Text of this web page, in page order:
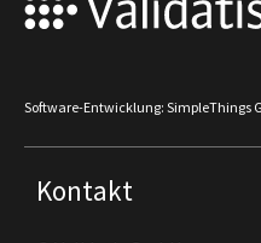
Software-Entwicklung: SimpleThings
Kontakt